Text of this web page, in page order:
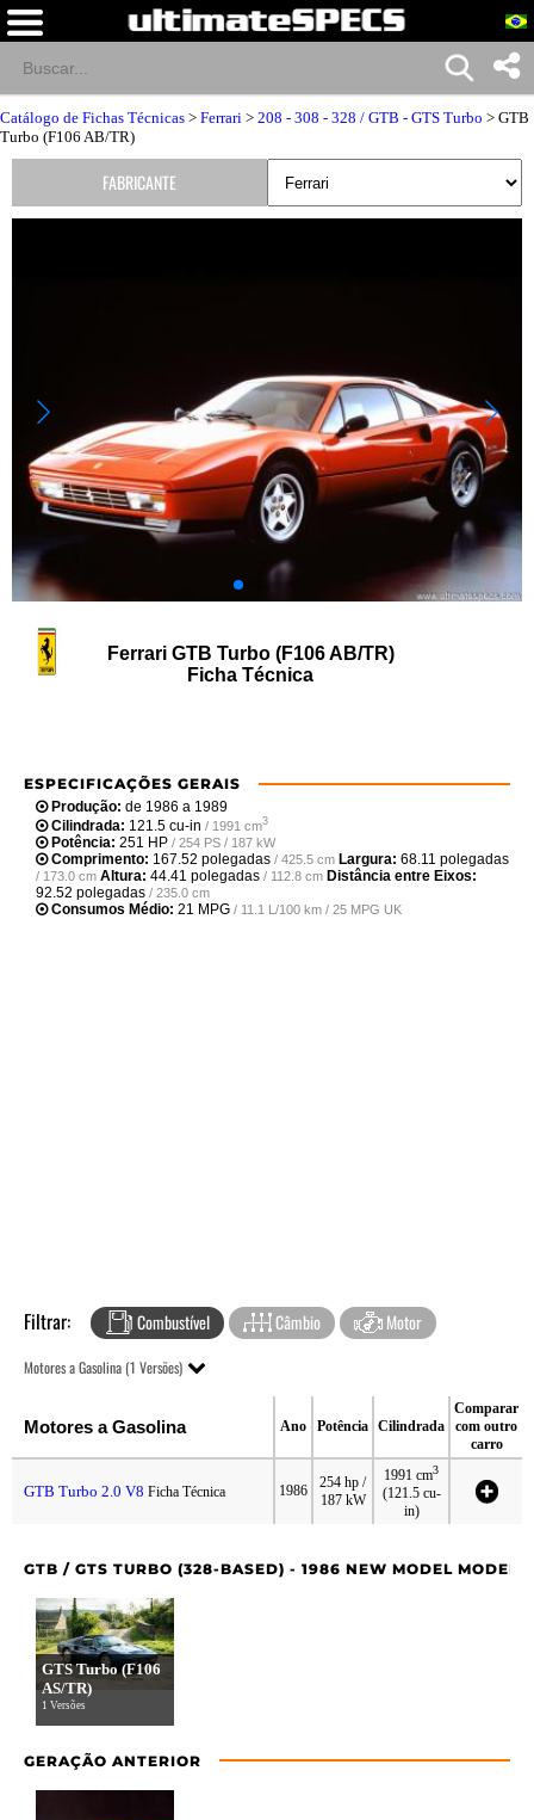
Catálogo de Fichas Técnicas > Ferrari > 208 - 308 - 328 / GTB - GTS Turbo > GTB
Turbo (F106 AB/TR)
Ferrari GTB Turbo (F106 AB/TR)
Ficha Técnica
ESPECIFICAÇÕES GERAIS
Produção: de 1986 a 1989
Cilindrada: 121.5 cu-in / 1991 cm3
Potência: 251 HP / 254 PS / 187 kW
Comprimento: 167.52 polegadas / 425.5 cm Largura: 68.11 polegadas
/ 173.0 cm Altura: 44.41 polegadas / 112.8 cm Distância entre Eixos:
92.52 polegadas / 235.0 cm
Consumos Médio: 21 MPG / 11.1 L/100 km / 25 MPG UK
Filtrar: Combustível Câmbio Motor
Motores a Gasolina (1 Versões)
Motores a Gasolina Ano Potência Cilindrada
Comparar
com outro
carro
GTB Turbo 2.0 V8 Ficha Técnica 1986
254 hp /
187 kW
1991 cm3
(121.5 cu-
in)
GTB / GTS TURBO (328-BASED) - 1986 NEW MODEL
GTS Turbo (F106
AS/TR)
1 Versões
GERAÇÃO ANTERIOR
FABRICANTE